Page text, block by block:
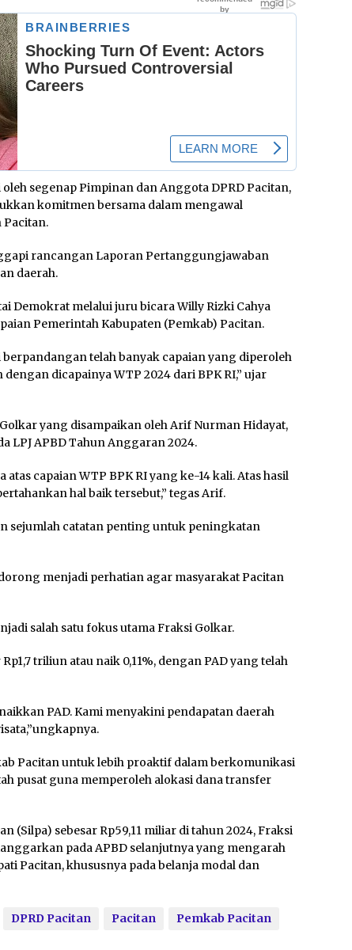
segenap Pimpinan dan Anggota DPRD Pacitan,
komitmen bersama dalam mengawal
Pacitan.
rancangan Laporan Pertanggungjawaban
daerah.
Demokrat melalui juru bicara Willy Rizki Cahya
Pemerintah Kabupaten (Pemkab) Pacitan.
berpandangan telah banyak capaian yang diperoleh
dicapainya WTP 2024 dari BPK RI,” ujar
yang disampaikan oleh Arif Nurman Hidayat,
LPJ APBD Tahun Anggaran 2024.
capaian WTP BPK RI yang ke-14 kali. Atas hasil
hal baik tersebut,” tegas Arif.
sejumlah catatan penting untuk peningkatan
menjadi perhatian agar masyarakat Pacitan
salah satu fokus utama Fraksi Golkar.
triliun atau naik 0,11%, dengan PAD yang telah
PAD. Kami menyakini pendapatan daerah
Pacitan untuk lebih proaktif dalam berkomunikasi
pusat guna memperoleh alokasi dana transfer
(Silpa) sebesar Rp59,11 miliar di tahun 2024, Fraksi
pada APBD selanjutnya yang mengarah
Pacitan, khususnya pada belanja modal dan
DPRD Pacitan Pacitan
Pemkab Pacitan